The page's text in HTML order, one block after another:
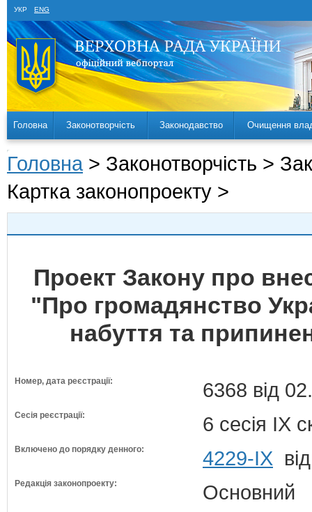
УКР ENG
Головна Законотворчість Законодавство Очищення
Головна > Законотворчість >
Картка законопроекту >
Проект Закону про
"Про громадянство
набуття та
Номер, дата реєстрації: 6368 від
Сесія реєстрації: 6 сесія IX
Включено до порядку денного: 4229-IX
Редакція законопроекту: Основний